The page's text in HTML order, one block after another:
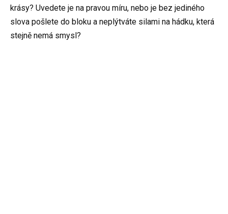
krásy? Uvedete je na pravou míru, nebo je bez jediného
slova pošlete do bloku a neplýtváte silami na hádku, která
stejně nemá smysl?